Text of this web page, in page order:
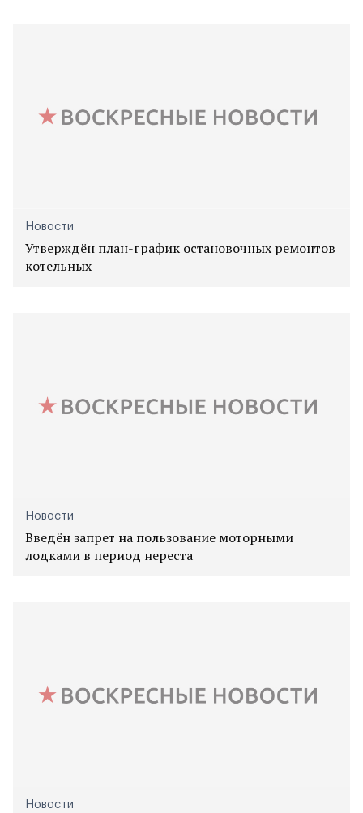
Новости
Утверждён план-график остановочных ремонтов
котельных
Новости
Введён запрет на пользование моторными
лодками в период нереста
Новости